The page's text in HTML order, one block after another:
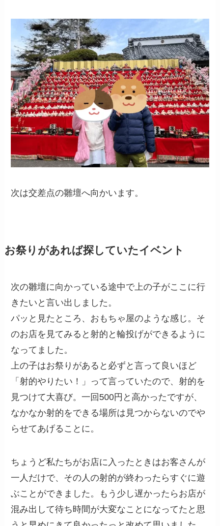
次は交差点の雛壇へ向かいます。
お祭りがあれば探していたイベント
次の雛壇に向かっている途中で上の子がここに行
きたいと言い出しました。
パッと見たところ、おもちゃ屋のような感じ。そ
のお店を見てみると射的と輪投げができるように
なってました。
上の子はお祭りがあると必ずと言って良いほど
「射的やりたい！」って言っていたので、射的を
見つけて大喜び。一回500円と高かったですが、
なかなか射的をできる場所は見つからないのでや
らせてあげることに。
ちょうど私たちがお店に入ったときはお客さんが
一人だけで、その人の射的が終わったらすぐに遊
ぶことができました。もう少し遅かったらお店が
混み出して待ち時間が大変なことになってたと思